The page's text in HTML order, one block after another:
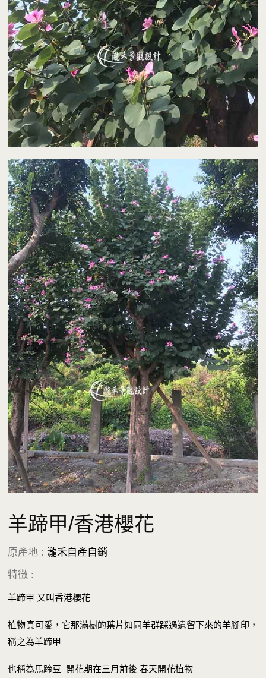
羊蹄甲/香港櫻花
原產地 : 瀧禾自產自銷
特徵 :
羊蹄甲 又叫香港櫻花
植物真可愛，它那滿樹的葉片如同羊群踩過遺留下來的羊腳印，
稱之為羊蹄甲
也稱為馬蹄豆 開花期在三月前後 春天開花植物